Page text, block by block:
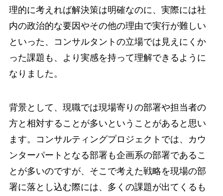
理的に考えれば解決策は明確なのに、実際には社
内の政治的な要因やその他の理由で実行が難しい
といった、コンサルタントの立場では見えにくか
った課題も、より実感を持って理解できるように
なりました。
背景として、現職では現場寄りの部署や担当者の
方と相対することが多いということがあると思い
ます。コンサルティングプロジェクトでは、カウ
ンターパートとなる部署も企画系の部署であるこ
とが多いのですが、そこで考えた戦略を現場の部
署に落とし込む際には、多くの課題が出てくるも